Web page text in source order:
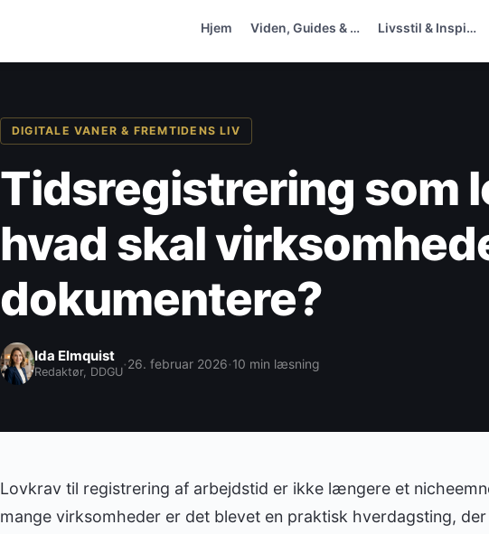
Hjem Viden, Guides & … Livsstil & Inspi…
DIGITALE VANER & FREMTIDENS LIV
Tidsregistrering som
hvad skal
dokumentere?
Ida Elmquist
Redaktør, DDGU·26. februar 2026·10 min læsning
Lovkrav til registrering af arbejdstid er ikke længere et
mange virksomheder er det blevet en praktisk hverdagsting,